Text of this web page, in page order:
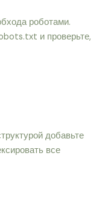
роботами.
и проверьте,
добавьте
все